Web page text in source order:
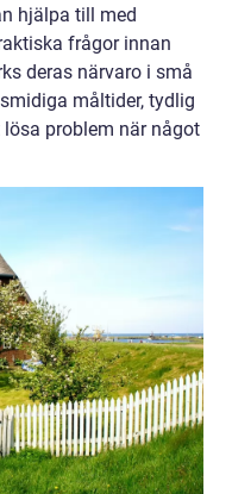
hjälpa till med
frågor innan
deras närvaro i små
måltider, tydlig
problem när något